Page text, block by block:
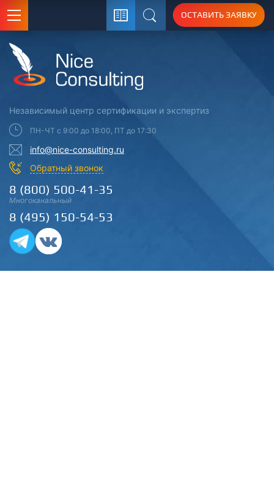
Поиск
ОСТАВИТЬ ЗАЯВКУ
Независимый центр сертификации и экспертиз
ПН-ЧТ с 9:00 до 18:00, ПТ до 17:30
info@nice-consulting.ru
Обратный звонок
8 (800) 500-41-35
Многоканальный
8 (495) 150-54-53